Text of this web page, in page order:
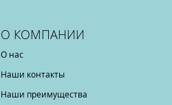
О КОМПАНИИ
О нас
Наши контакты
Наши преимущества